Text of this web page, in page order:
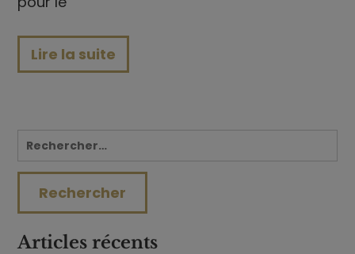
Lire la suite
Articles récents